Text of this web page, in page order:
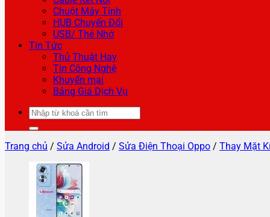
Chuột Máy Tính
HUB Chuyển Đổi
USB/ Thẻ Nhớ
Tin Tức
Thủ Thuật Hay
Tin Công Nghệ
Khuyến mại
Bảng Giá Dịch Vụ
Tìm
kiếm:
Trang chủ / Sửa Android / Sửa Điện Thoại Oppo / Thay Mặt